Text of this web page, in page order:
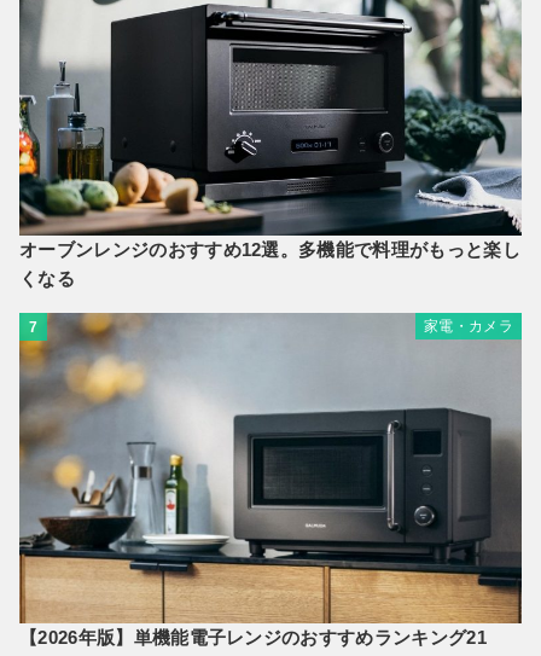
オーブンレンジのおすすめ12選。多機能で料理がもっと楽し
くなる
7 家電・カメラ
【2026年版】単機能電子レンジのおすすめランキング21